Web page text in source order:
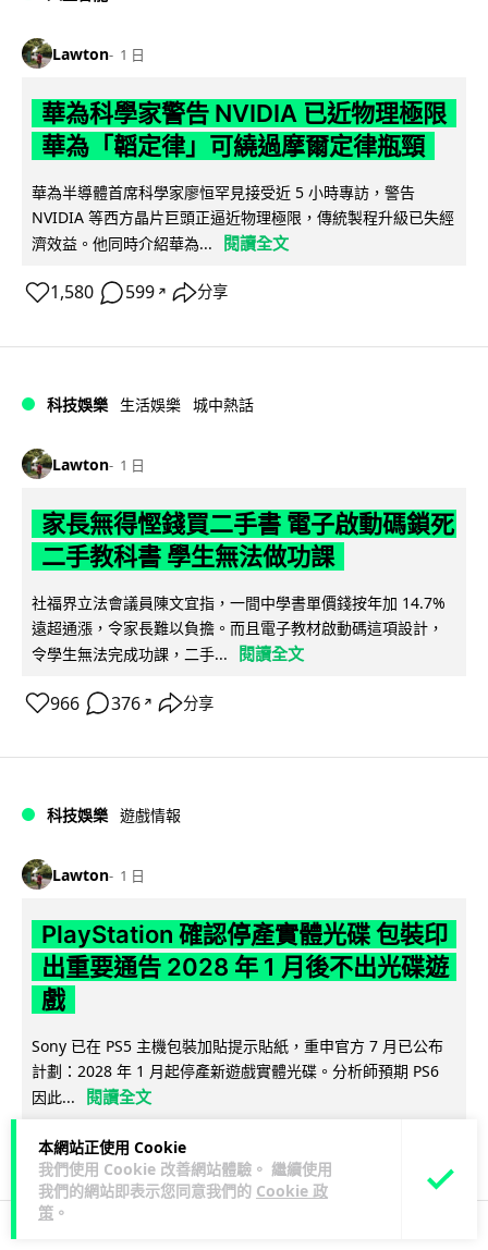
本網站正使用 Cookie
我們使用 Cookie 改善網站體驗。 繼續使用
我們的網站即表示您同意我們的 Cookie 政
策 。
Lawton 1 日
華為科學家警告 NVIDIA 已近物理極限
華為「韜定律」可繞過摩爾定律瓶頸
華為半導體首席科學家廖恒罕見接受近 5 小時專訪，警告
NVIDIA 等西方晶片巨頭正逼近物理極限，傳統製程升級已失經
濟效益。他同時介紹華為...
閱讀全文
1,580 599 ↗ 分享
科技娛樂 生活娛樂 城中熱話
Lawton 1 日
家長無得慳錢買二手書 電子啟動碼鎖死
二手教科書 學生無法做功課
社福界立法會議員陳文宜指，一間中學書單價錢按年加 14.7%
遠超通漲，令家長難以負擔。而且電子教材啟動碼這項設計，
令學生無法完成功課，二手...
閱讀全文
966 376 ↗ 分享
科技娛樂 遊戲情報
Lawton 1 日
PlayStation 確認停產實體光碟 包裝印
出重要通告 2028 年 1 月後不出光碟遊
戲
Sony 已在 PS5 主機包裝加貼提示貼紙，重申官方 7 月已公布
計劃：2028 年 1 月起停產新遊戲實體光碟。分析師預期 PS6
因此...
閱讀全文
174 78 ↗ 分享